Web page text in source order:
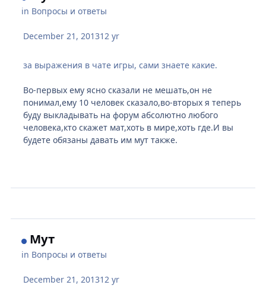
in Вопросы и ответы
December 21, 201312 yr
за выражения в чате игры, сами знаете какие.
Во-первых ему ясно сказали не мешать,он не
понимал,ему 10 человек сказало,во-вторых я теперь
буду выкладывать на форум абсолютно любого
человека,кто скажет мат,хоть в мире,хоть где.И вы
будете обязаны давать им мут также.
Мут
in Вопросы и ответы
December 21, 201312 yr